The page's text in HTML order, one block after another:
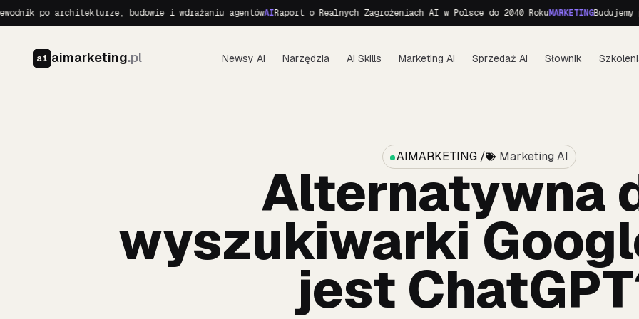
architekturze, budowie i wdrażaniu agentów AIRaport o Realnych Zagrożeniach AI w Polsce do 2040 RokuMARKETINGBudujemy
ai aimarketing.pl Newsy AI Narzędzia AI Skills Marketing AI Sprzedaż AI Słownik
AIMARKETING / Marketing AI
Alternatywna
wyszukiwarki
jest